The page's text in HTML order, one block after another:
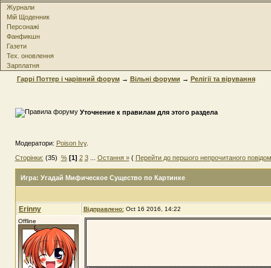
Журнали
Мій Щоденник
Персонажі
Фанфикшн
Газети
Тех. оновлення
Зарплатня
Гаррі Поттер і чарівний форум→ Вільні форуми → Релігії та вірування
Уточнение к правилам для этого раздела
Модератори: Poison Ivy.
Сторінки: (35) % [1] 2 3... Остання »( Перейти до першого непрочитаного
Игра: Угадай Мифическое Существо по Картинке
Erinny Відправлено: Oct 16 2016, 14:22
Offline